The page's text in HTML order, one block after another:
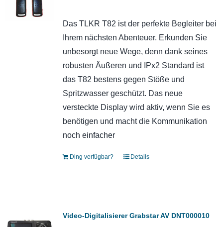
Das TLKR T82 ist der perfekte Begleiter bei
Ihrem nächsten Abenteuer. Erkunden Sie
unbesorgt neue Wege, denn dank seines
robusten Äußeren und IPx2 Standard ist
das T82 bestens gegen Stöße und
Spritzwasser geschützt. Das neue
versteckte Display wird aktiv, wenn Sie es
benötigen und macht die Kommunikation
noch einfacher
Ding verfügbar? Details
Video-Digitalisierer Grabstar AV DNT000010